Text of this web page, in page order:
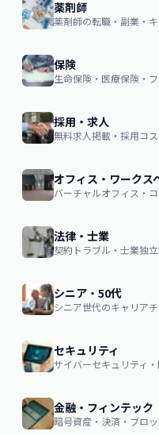
薬剤師
薬剤師の転職・副業・
保険
生命保険・医療保険・
採用・求人
無料求人掲載・採用コ
オフィス・ワークス
バーチャルオフィス・
法律・士業
契約トラブル・士業独
シニア・50代
シニア世代のキャリア
セキュリティ
サイバーセキュリティ
金融・フィンテック
暗号資産・決済・ブロ